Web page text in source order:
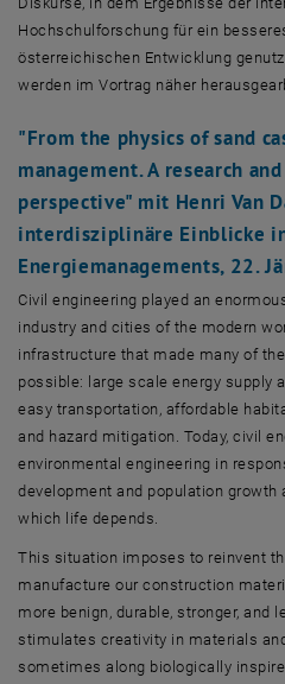
Hochschulforschung für ein
österreichischen Entwicklung
werden im Vortrag näher
"From the physics of sand
management. A research
perspective" mit Henri Van
interdisziplinäre Einblicke
Energiemanagements, 22.
Civil engineering played an
industry and cities of the modern
infrastructure that made many of
possible: large scale energy supply
easy transportation, affordable
and hazard mitigation. Today, civil
environmental engineering in
development and population growth
which life depends.
This situation imposes to reinvent
manufacture our construction
more benign, durable, stronger, and
stimulates creativity in materials
sometimes along biologically